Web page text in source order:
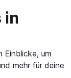
in
Einblicke, um
mehr für deine